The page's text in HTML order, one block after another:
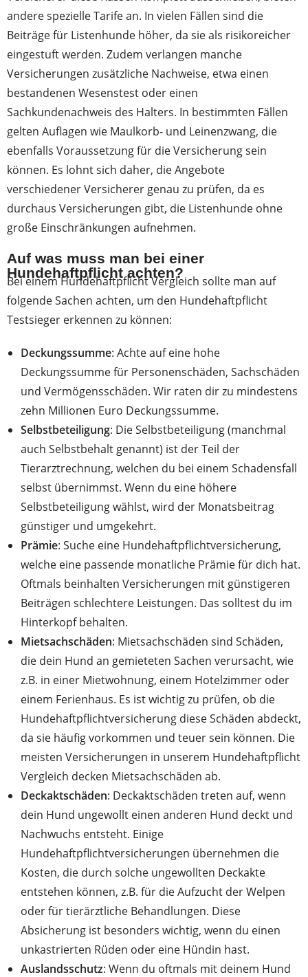
andere spezielle Tarife an. In vielen Fällen sind die
Beiträge für Listenhunde höher, da sie als risikoreicher
eingestuft werden. Zudem verlangen manche
Versicherungen zusätzliche Nachweise, etwa einen
bestandenen Wesenstest oder einen
Sachkundenachweis des Halters. In bestimmten Fällen
gelten Auflagen wie Maulkorb- und Leinenzwang, die
ebenfalls Voraussetzung für die Versicherung sein
können. Es lohnt sich daher, die Angebote
verschiedener Versicherer genau zu prüfen, da es
durchaus Versicherungen gibt, die Listenhunde ohne
große Einschränkungen aufnehmen.
Auf was muss man bei einer
Hundehaftpflicht achten?
Bei einem Hundehaftpflicht Vergleich sollte man auf
folgende Sachen achten, um den Hundehaftpflicht
Testsieger erkennen zu können:
Deckungssumme: Achte auf eine hohe
Deckungssumme für Personenschäden, Sachschäden
und Vermögensschäden. Wir raten dir zu mindestens
zehn Millionen Euro Deckungssumme.
Selbstbeteiligung: Die Selbstbeteiligung (manchmal
auch Selbstbehalt genannt) ist der Teil der
Tierarztrechnung, welchen du bei einem Schadensfall
selbst übernimmst. Wenn du eine höhere
Selbstbeteiligung wählst, wird der Monatsbeitrag
günstiger und umgekehrt.
Prämie: Suche eine Hundehaftpflichtversicherung,
welche eine passende monatliche Prämie für dich hat.
Oftmals beinhalten Versicherungen mit günstigeren
Beiträgen schlechtere Leistungen. Das solltest du im
Hinterkopf behalten.
Mietsachschäden: Mietsachschäden sind Schäden,
die dein Hund an gemieteten Sachen verursacht, wie
z.B. in einer Mietwohnung, einem Hotelzimmer oder
einem Ferienhaus. Es ist wichtig zu prüfen, ob die
Hundehaftpflichtversicherung diese Schäden abdeckt,
da sie häufig vorkommen und teuer sein können. Die
meisten Versicherungen in unserem Hundehaftpflicht
Vergleich decken Mietsachschäden ab.
Deckaktschäden: Deckaktschäden treten auf, wenn
dein Hund ungewollt einen anderen Hund deckt und
Nachwuchs entsteht. Einige
Hundehaftpflichtversicherungen übernehmen die
Kosten, die durch solche ungewollten Deckakte
entstehen können, z.B. für die Aufzucht der Welpen
oder für tierärztliche Behandlungen. Diese
Absicherung ist besonders wichtig, wenn du einen
unkastrierten Rüden oder eine Hündin hast.
Auslandsschutz: Wenn du oftmals mit deinem Hund